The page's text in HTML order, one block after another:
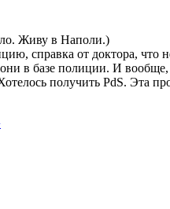
Живу в Наполи.)
справка от доктора, что
в базе полиции. И вообще,
получить PdS. Эта